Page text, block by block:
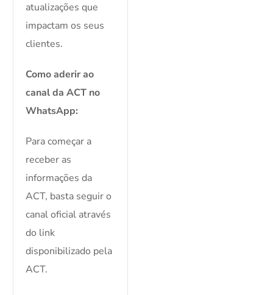
atualizações que
impactam os seus
clientes.
Como aderir ao
canal da ACT no
WhatsApp:
Para começar a
receber as
informações da
ACT, basta seguir o
canal oficial através
do link
disponibilizado pela
ACT.